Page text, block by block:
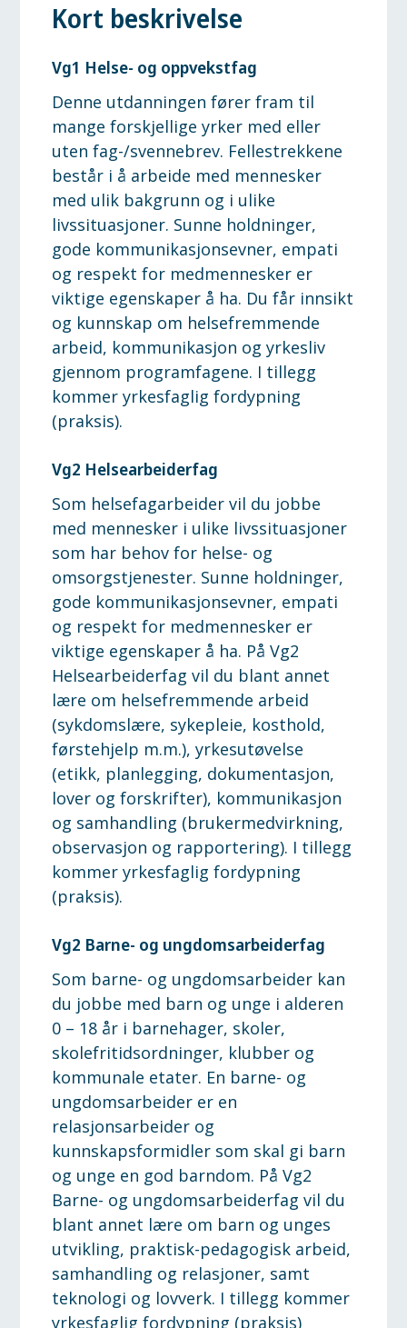
Kort beskrivelse
Vg1 Helse- og oppvekstfag
Denne utdanningen fører fram til
mange forskjellige yrker med eller
uten fag-/svennebrev. Fellestrekkene
består i å arbeide med mennesker
med ulik bakgrunn og i ulike
livssituasjoner. Sunne holdninger,
gode kommunikasjonsevner, empati
og respekt for medmennesker er
viktige egenskaper å ha. Du får innsikt
og kunnskap om helsefremmende
arbeid, kommunikasjon og yrkesliv
gjennom programfagene. I tillegg
kommer yrkesfaglig fordypning
(praksis).
Vg2 Helsearbeiderfag
Som helsefagarbeider vil du jobbe
med mennesker i ulike livssituasjoner
som har behov for helse- og
omsorgstjenester. Sunne holdninger,
gode kommunikasjonsevner, empati
og respekt for medmennesker er
viktige egenskaper å ha. På Vg2
Helsearbeiderfag vil du blant annet
lære om helsefremmende arbeid
(sykdomslære, sykepleie, kosthold,
førstehjelp m.m.), yrkesutøvelse
(etikk, planlegging, dokumentasjon,
lover og forskrifter), kommunikasjon
og samhandling (brukermedvirkning,
observasjon og rapportering). I tillegg
kommer yrkesfaglig fordypning
(praksis).
Vg2 Barne- og ungdomsarbeiderfag
Som barne- og ungdomsarbeider kan
du jobbe med barn og unge i alderen
0 – 18 år i barnehager, skoler,
skolefritidsordninger, klubber og
kommunale etater. En barne- og
ungdomsarbeider er en
relasjonsarbeider og
kunnskapsformidler som skal gi barn
og unge en god barndom. På Vg2
Barne- og ungdomsarbeiderfag vil du
blant annet lære om barn og unges
utvikling, praktisk-pedagogisk arbeid,
samhandling og relasjoner, samt
teknologi og lovverk. I tillegg kommer
yrkesfaglig fordypning (praksis)